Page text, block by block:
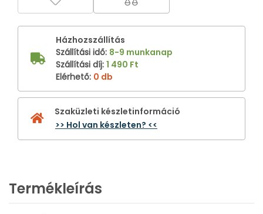
Házhozszállítás
Szállítási idő: 8-9 munkanap
Szállítási díj: 1 490 Ft
Elérhető: 0 db
Szaküzleti készletinformáció
>> Hol van készleten? <<
Termékleírás